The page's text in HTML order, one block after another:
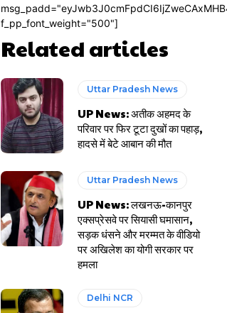
f_pp_font_weight="500"]
Related articles
Uttar Pradesh News
UP News: अतीक अहमद के
परिवार पर फिर टूटा दुखों का पहाड़,
हादसे में बेटे आबान की मौत
Uttar Pradesh News
UP News: लखनऊ-कानपुर
एक्सप्रेसवे पर सियासी घमासान,
सड़क धंसने और मरम्मत के वीडियो
पर अखिलेश का योगी सरकार पर
हमला
Delhi NCR